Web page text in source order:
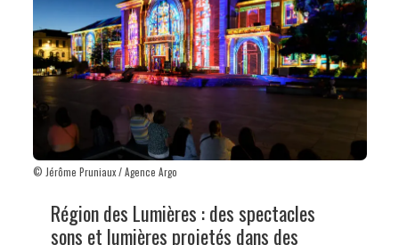
© Jérôme Pruniaux / Agence Argo
Région des Lumières : des spectacles
sons et lumières projetés dans des